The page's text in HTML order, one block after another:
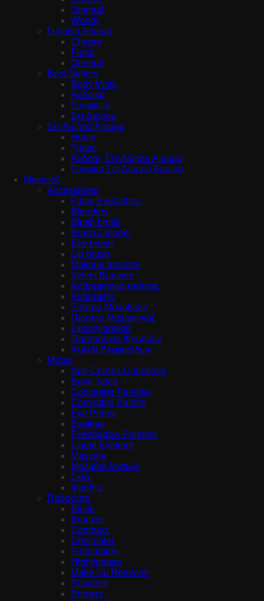
Oriental
Woody
Γυναίκα Άρωμα
Chypre
Floral
Oriental
Best-Sellers
Body Mists
Ανδρικά
Γυναικεία
Σετ Δώρου
Σετ Δώρου Άρωμα
Home
Travel
Άνδρας Σετ Δώρου Άρωμα
Γυναίκα Σετ Δώρου Άρωμα
Μακιγιάζ
Accessories
False Eyelashes
Blenders
Blush brush
Brush Cleaner
Eye brush
Lip brush
Makeup brushes
Velvet Brushes
Καθρεφτάκια τσάντας
Καθρέφτες
Ξύστρα Μολυβιών
Πετσέτα Ντεμακιγιάζ
Σφουγγαράκια
Τσιμπιδάκια Φρυδιών
Ψαλίδι Βλεφαρίδων
Μάτια
Anti-Cernes Concealer
Brow Tatoo
Concealer Palettes
Correcting Palette
Eye Primer
Eyeliner
Eyeshadow Palettes
Liquid Eyeliner
Mascara
Μολύβια Ματιών
Σκιές
Φρύδια
Πρόσωπο
Blush
Bronzer
Compact
Concealer
Foundation
Highlighters
Make Up Remover
Powders
Primers